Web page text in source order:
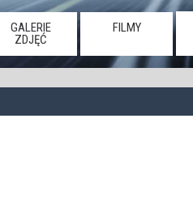
GALERIE
ZDJĘĆ
FILMY